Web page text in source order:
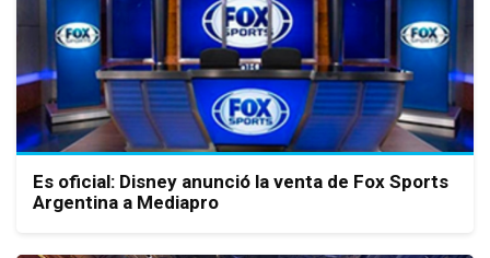
Es oficial: Disney anunció la venta de Fox Sports
Argentina a Mediapro